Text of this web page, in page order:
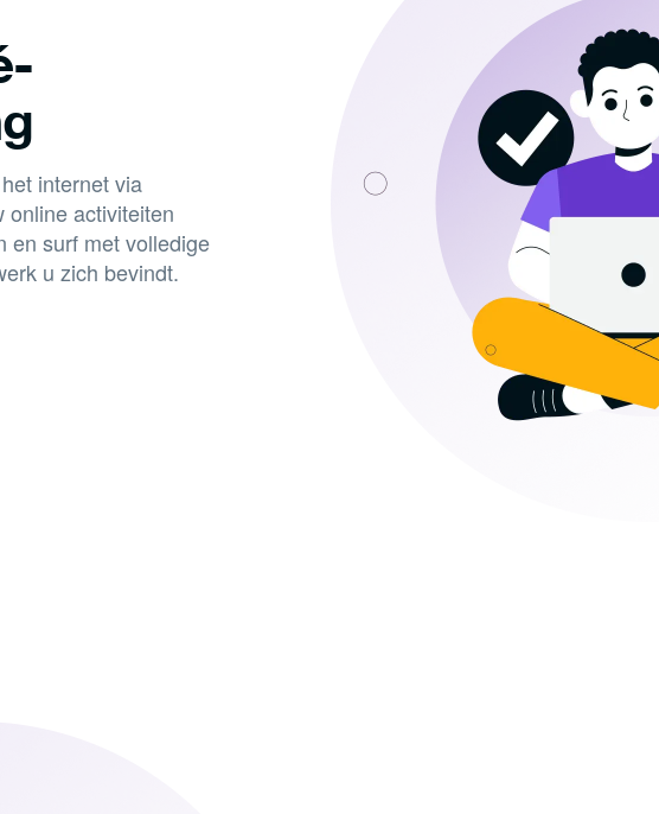
internet via
online activiteiten
en surf met volledige
u zich bevindt.